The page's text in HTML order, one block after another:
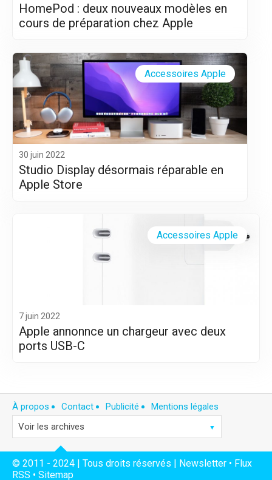
HomePod : deux nouveaux modèles en
cours de préparation chez Apple
30 juin 2022
Studio Display désormais réparable en
Apple Store
Accessoires Apple
7 juin 2022
Apple annonnce un chargeur avec deux
ports USB-C
Accessoires Apple
À propos Contact Publicité Mentions légales
© 2011 - 2024 | Tous droits réservés | Newsletter • Flux
RSS • Sitemap